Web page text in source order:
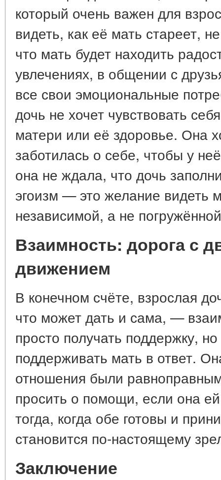
который очень важен для
видеть, как её мать стареет,
что мать будет находить
увлечениях, в общении с
все свои эмоциональные
дочь не хочет чувствовать
матери или её здоровье. Она
заботилась о себе, чтобы у
она не ждала, что дочь
эгоизм — это желание видеть
независимой, а не
Взаимность: дорога с
движением
В конечном счёте, взрослая
что может дать и сама, —
просто получать поддержку,
поддерживать мать в ответ.
отношения были
просить о помощи, если она
тогда, когда обе готовы и
становится по-настоящему
Заключение